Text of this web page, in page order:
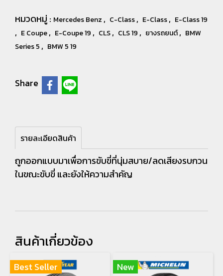
หมวดหมู่ : Mercedes Benz , C-Class, E-Class, E-Class 19
, E Coupe, E-Coupe 19 , CLS, CLS 19 , ยางรถยนต์, BMW
Series 5 , BMW 5 19
Share
รายละเอียดสินค้า
ถูกออกแบบมาเพื่อการขับขี่ที่นุ่มสบาย/ลดเสียงรบกวน
ในขณะขับขี่ และยังให้ความสำคัญ
สินค้าเกี่ยวข้อง
Best Seller New